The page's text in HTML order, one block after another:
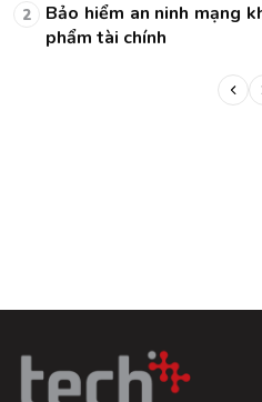
2
Bảo hiểm an ninh mạng
phẩm tài chính